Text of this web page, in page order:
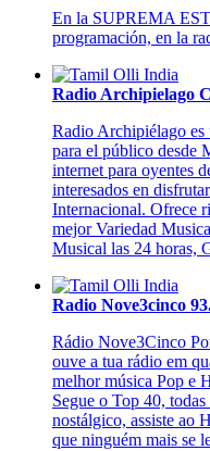
En la SUPREMA
programación, en la
Radio Archipielago
Radio Archipiélago es
para el público desde
internet para oyentes
interesados en
Internacional. Ofrece
mejor Variedad
Musical las 24 horas,
Radio Nove3cinco
Rádio Nove3Cinco
ouve a tua rádio em
melhor música Pop e
Segue o Top 40, todas
nostálgico, assiste ao
que ninguém mais se